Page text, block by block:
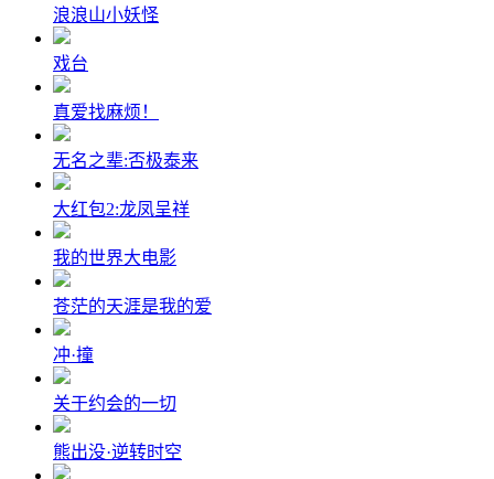
浪浪山小妖怪
戏台
真爱找麻烦！
无名之辈:否极泰来
大红包2:龙凤呈祥
我的世界大电影
苍茫的天涯是我的爱
冲·撞
关于约会的一切
熊出没·逆转时空